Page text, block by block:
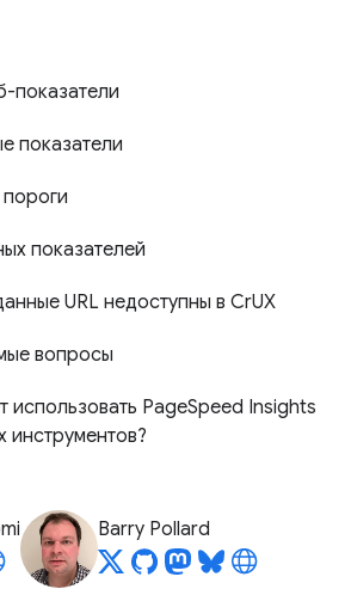
показатели
показатели
показателей
URL недоступны в CrUX
вопросы
использовать PageSpeed ​​Insights
инструментов?
Barry Pollard